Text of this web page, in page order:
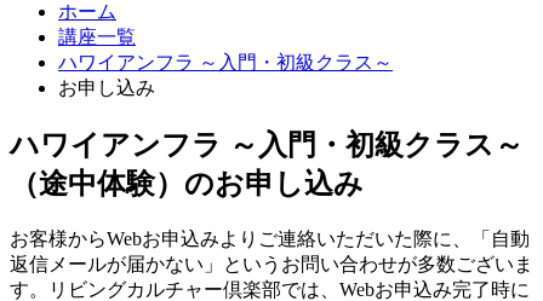
ホーム
講座一覧
ハワイアンフラ ～入門・初級クラス～
お申し込み
ハワイアンフラ ～入門・初級クラス～
（途中体験）のお申し込み
お客様からWebお申込みよりご連絡いただいた際に、「自動
返信メールが届かない」というお問い合わせが多数ございま
す。リビングカルチャー倶楽部では、Webお申込み完了時に